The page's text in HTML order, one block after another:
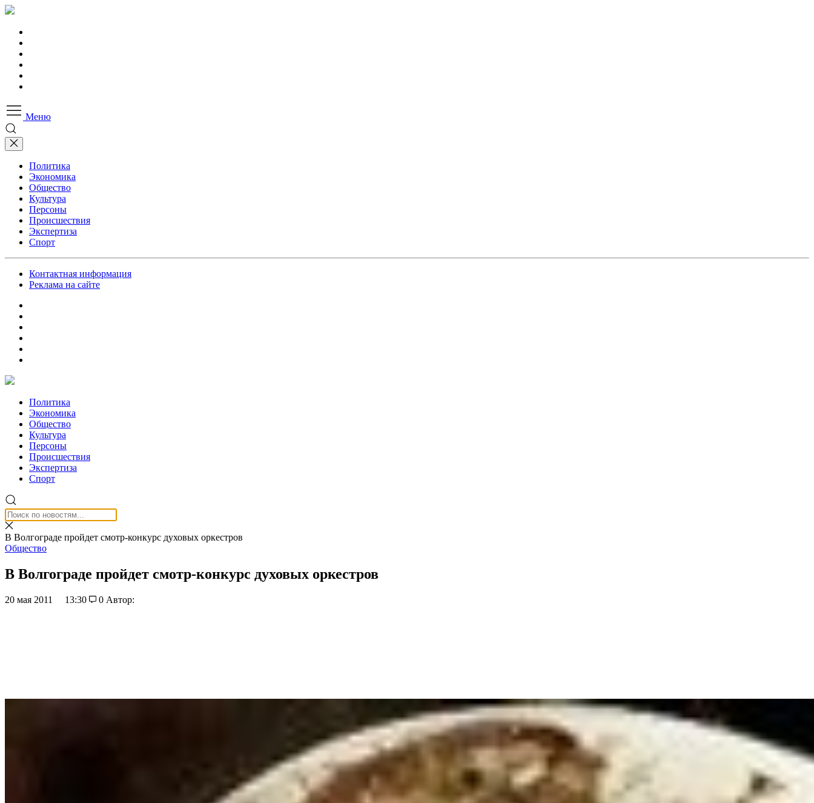
Меню
Политика
Экономика
Общество
Культура
Персоны
Происшествия
Экспертиза
Спорт
Контактная информация
Реклама на сайте
Политика
Экономика
Общество
Культура
Персоны
Происшествия
Экспертиза
Спорт
В Волгограде пройдет смотр-конкурс духовых оркестров
Общество
В Волгограде пройдет смотр-конкурс духовых оркестров
20 мая 2011 13:30 0 Автор: